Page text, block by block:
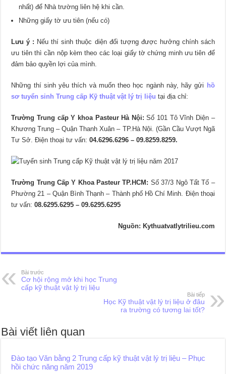
nhất) để Nhà trường liên hệ khi cần.
Những giấy tờ ưu tiên (nếu có)
Lưu ý : Nếu thí sinh thuộc diện đối tượng được hưởng chính sách
ưu tiên thì cần nộp kèm theo các loại giấy tờ chứng minh ưu tiên để
đảm bảo quyền lợi của mình.
Những thí sinh yêu thích và muốn theo học ngành này, hãy gửi hồ
sơ tuyển sinh Trung cấp Kỹ thuật vật lý trị liệu tại địa chỉ:
Trường Trung cấp Y khoa Pasteur Hà Nội: Số 101 Tô Vĩnh Diện –
Khương Trung – Quận Thanh Xuân – TP.Hà Nội. (Gần Cầu Vượt Ngã
Tư Sở. Điện thoại tư vấn:04.6296.6296 – 09.8259.8259.
Trường Trung Cấp Y Khoa Pasteur TP.HCM: Số 37/3 Ngô Tất Tố –
Phường 21 – Quận Bình Thạnh – Thành phố Hồ Chí Minh. Điện thoại
tư vấn:08.6295.6295 – 09.6295.6295
Nguồn: Kythuatvatlytrilieu.com
Bài trước
Cơ hội rộng mở khi học Trung
cấp kỹ thuật vật lý trị liệu
Bài tiếp
Học Kỹ thuật vật lý trị liệu ở đâu
ra trường có tương lai tốt?
Bài viết liên quan
Đào tạo Văn bằng 2 Trung cấp kỹ thuật vật lý trị liệu – Phục
hồi chức năng năm 2019